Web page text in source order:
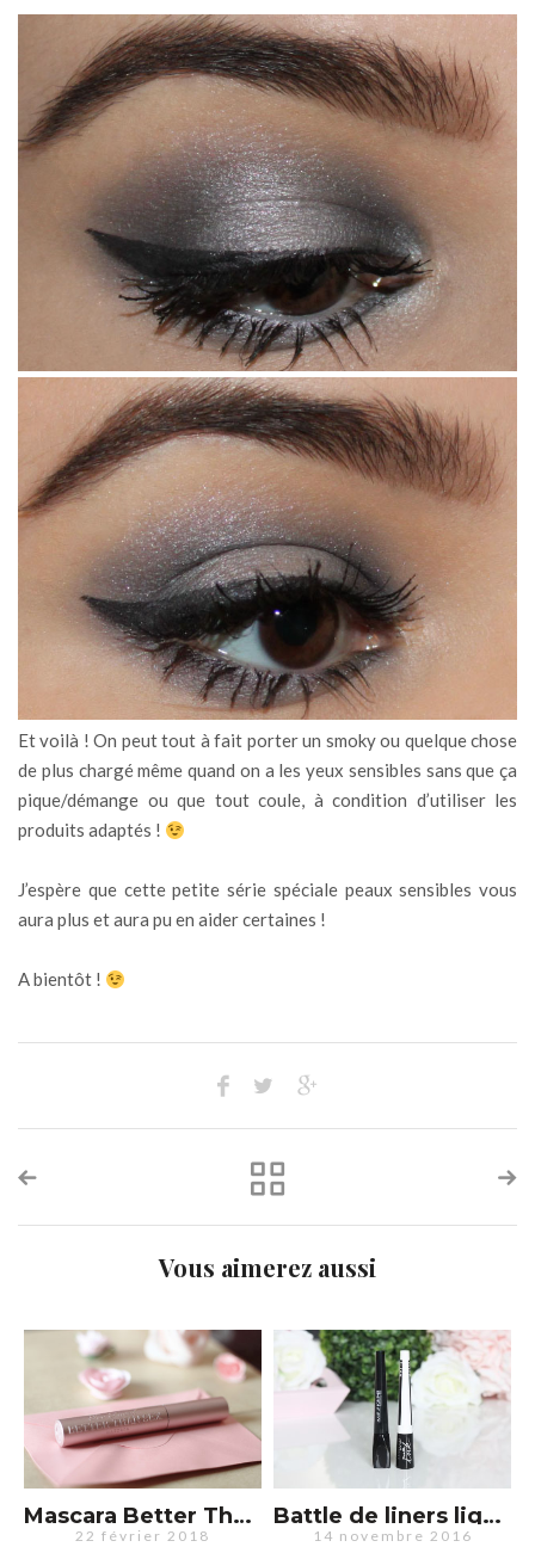
Et voilà ! On peut tout à fait porter un smoky ou quelque chose
de plus chargé même quand on a les yeux sensibles sans que ça
pique/démange ou que tout coule, à condition d’utiliser les
produits adaptés !
J’espère que cette petite série spéciale peaux sensibles vous
aura plus et aura pu en aider certaines !
A bientôt !
Vous aimerez aussi
Mascara Better Than Sex de Too Faced : amour ou déception ?
22 février 2018
Battle de liners liquides : Master Ink (Maybelline) Vs Ink Liner (MUFE)
14 novembre 2016